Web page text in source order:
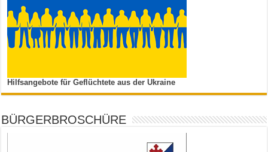
Hilfsangebote für Geflüchtete aus der Ukraine
BÜRGERBROSCHÜRE